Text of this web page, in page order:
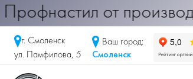
от
г. Смоленск
ул. Памфилова, 5
Ваш город:
Смоленск